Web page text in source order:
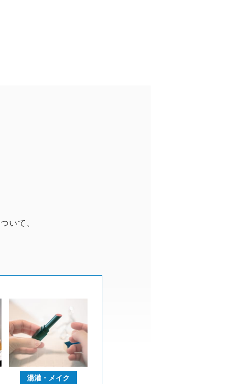
いて、
湯灌・ メイク